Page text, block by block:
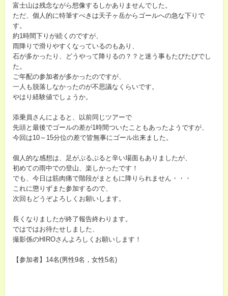
富士山は残念ながら想像するしかありませんでした。
ただ、個人的に特筆すべきは天子ヶ岳からゴールへの急な下りで
す。
約1時間下りが続くのですが、
雨降りで滑りやすくなっているのもあり、
石が多かったり、どうやって降りるの？？と迷う事もたびたびでし
た。
ご年配の参加者が多かったのですが、
一人も脱落しなかったのが不思議なくらいです。
やはり経験値でしょうか。
添乗員さんによると、以前同じツアーで
先頭と最後でゴールの差が1時間ついたこともあったようですが、
今回は10～15分位の差で皆無事にゴール出来ました。
個人的な感想は、足がぷるぷると辛い場面もありましたが、
初めての雨中での登山、楽しかったです！
でも、今日は筋肉痛で階段がまともに降りられません・・・
これに懲りずまた参加するので、
次回もどうぞよろしくお願いします。
長くなりましたが終了報告終わります。
ではではお待たせしました、
撮影係のHIROさんよろしくお願いします！
【参加者】14名(男性9名，女性5名)